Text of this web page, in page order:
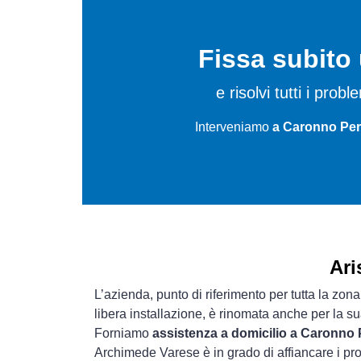
Fissa subito
e risolvi tutti i
Interveniamo a Caronno
L’azienda, punto di riferimento per tutta la
libera installazione, è rinomata anche per la
Forniamo assistenza a domicilio a Caronno
Archimede Varese è in grado di affiancare i